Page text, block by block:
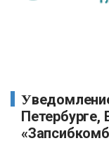
Уведомление для клиентов ДО в Санкт-
Петербурге,